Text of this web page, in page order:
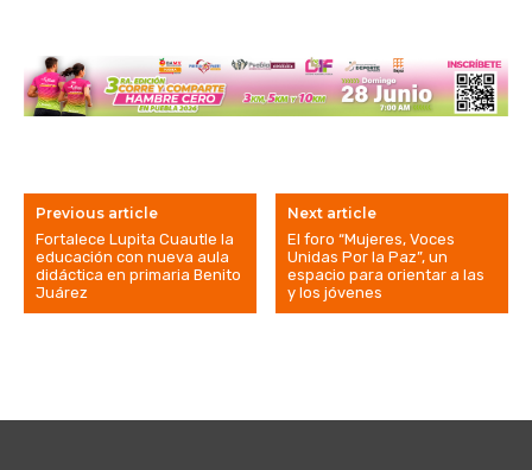
Previous article
Fortalece Lupita Cuautle la
educación con nueva aula
didáctica en primaria Benito
Juárez
Next article
El foro “Mujeres, Voces
Unidas Por la Paz”, un
espacio para orientar a las
y los jóvenes